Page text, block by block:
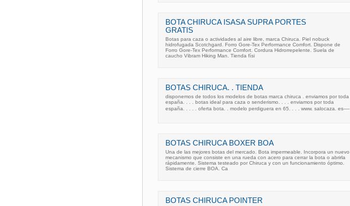
BOTA CHIRUCA ISASA SUPRA PORTES
GRATIS
Botas para caza o actividades al aire libre, marca Chiruca. Piel nobuck
hidrofugada Scotchgard. Forro Gore-Tex Performance Comfort. Dispone de
Forro Gore-Tex Performance Comfort. Cordura Hidrorrepelente. Suela de
caucho Vibram Hiking Man. Tienda físi
BOTAS CHIRUCA. . TIENDA
disponemos de todos los modelos de botas marca chiruca . enviamos por toda
españa. . . . botas ideal para caza o senderismo. . . . enviamos por toda
españa. . . . . oferta bota. . modelo perdiguera en 65. . . . www. salocaza. es----
BOTAS CHIRUCA BOXER BOA
Una de las mejores botas del mercado. Bota impermeable. Incorpora un nuevo
mecanismo que consiste en una rueda con acero para cerrar la bota o abrirla
rápidamente. Sistema testeado por Chiruca y con un funcionamiento óptimo.
Sistema de cierre BOA. Ca
BOTAS CHIRUCA POINTER